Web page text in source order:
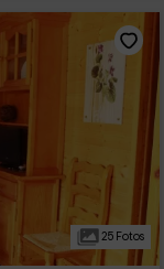
25 Fotos